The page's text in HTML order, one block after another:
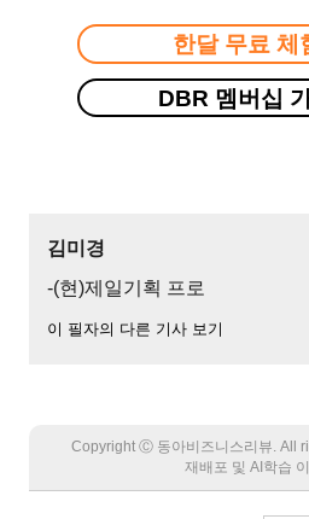
한달 무료 체
DBR 멤버십
김미경
-(현)제일기획 프로
이 필자의 다른 기사 보기
Copyright Ⓒ 동아비즈니스리뷰. All
재배포 및 AI학습